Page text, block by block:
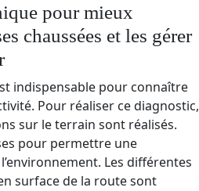
pour mieux
chaussées et les gérer
indispensable pour connaître
Pour réaliser ce diagnostic,
sur le terrain sont réalisés.
pour permettre une
Les différentes
surface de la route sont